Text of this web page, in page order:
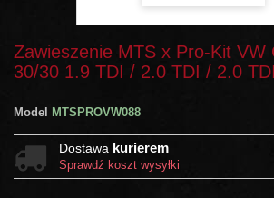
Zawieszenie MTS x Pro-Kit VW
30/30 1.9 TDI / 2.0 TDI / 2.0
Model MTSPROVW088
Dostawa kurierem
Sprawdź koszt wysyłki